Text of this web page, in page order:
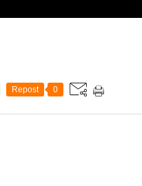
Repost 0